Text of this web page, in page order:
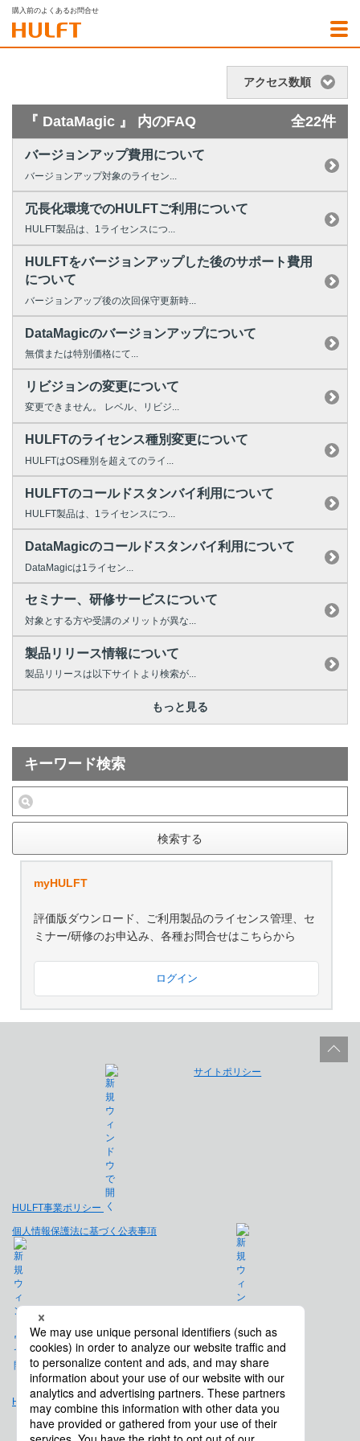
購入前のよくあるお問合せ
アクセス数順
『 DataMagic 』 内のFAQ 全22件
バージョンアップ費用について
バージョンアップ対象のライセン...
冗長化環境でのHULFTご利用について
HULFT製品は、1ライセンスにつ...
HULFTをバージョンアップした後のサポート費用
について
バージョンアップ後の次回保守更新時...
DataMagicのバージョンアップについて
無償または特別価格にて...
リビジョンの変更について
変更できません。 レベル、リビジ...
HULFTのライセンス種別変更について
HULFTはOS種別を超えてのライ...
HULFTのコールドスタンバイ利用について
HULFT製品は、1ライセンスにつ...
DataMagicのコールドスタンバイ利用について
DataMagicは1ライセン...
セミナー、研修サービスについて
対象とする方や受講のメリットが異な...
製品リリース情報について
製品リリースは以下サイトより検索が...
もっと見る
キーワード検索
検索する
myHULFT
評価版ダウンロード、ご利用製品のライセンス管理、セ
ミナー/研修のお申込み、各種お問合せはこちらから
ログイン
HULFT事業ポリシー
サイトポリシー
個人情報保護法に基づく公表事項
免責事項
Hulft.com